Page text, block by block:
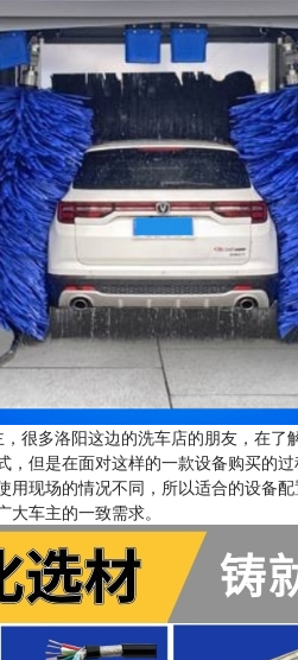
很多洛阳这边的洗车店的朋友，在
，但是在面对这样的一款设备购买的
用现场的情况不同，所以适合的设备
车主的一致需求。